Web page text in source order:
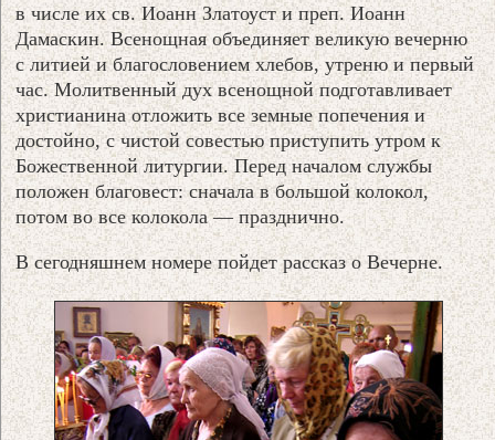
в числе их св. Иоанн Златоуст и преп. Иоанн
Дамаскин. Всенощная объединяет великую вечерню
с литией и благословением хлебов, утреню и первый
час. Молитвенный дух всенощной подготавливает
христианина отложить все земные попечения и
достойно, с чистой совестью приступить утром к
Божественной литургии. Перед началом службы
положен благовест: сначала в большой колокол,
потом во все колокола — празднично.
В сегодняшнем номере пойдет рассказ о Вечерне.